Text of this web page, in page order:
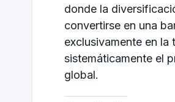
donde la
convertirse en una
exclusivamente en la
sistemáticamente el
global.